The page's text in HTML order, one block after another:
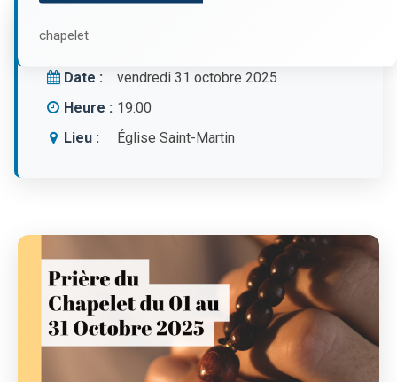
chapelet
Informations pratiques
Date :
vendredi 31 octobre 2025
Heure : 19:00
Lieu :
Église Saint-Martin